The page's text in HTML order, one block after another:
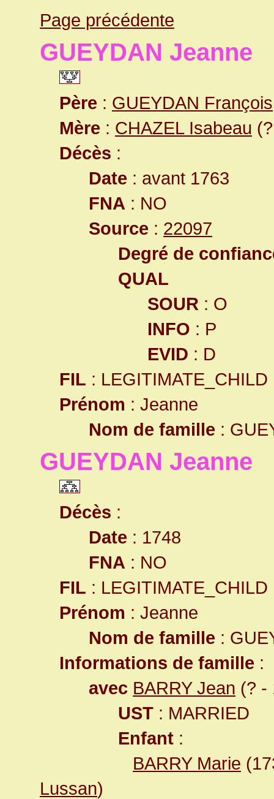
Page précédente
GUEYDAN Jeanne
Père : GUEYDAN François
Mère : CHAZEL Isabeau
Décès :
Date : avant 1763
FNA : NO
Source : 22097
Degré de
QUAL
SOUR : O
INFO : P
EVID : D
FIL : LEGITIMATE_CHILD
Prénom : Jeanne
Nom de famille :
GUEYDAN Jeanne
Décès :
Date : 1748
FNA : NO
FIL : LEGITIMATE_CHILD
Prénom : Jeanne
Nom de famille :
Informations de famille :
avec BARRY Jean (? -
UST : MARRIED
Enfant :
BARRY Marie
Lussan)